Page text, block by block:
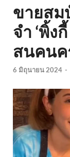
ขายสม
จำ ‘พิ้ง
สนคนค
6 มิถุนายน 2024 -